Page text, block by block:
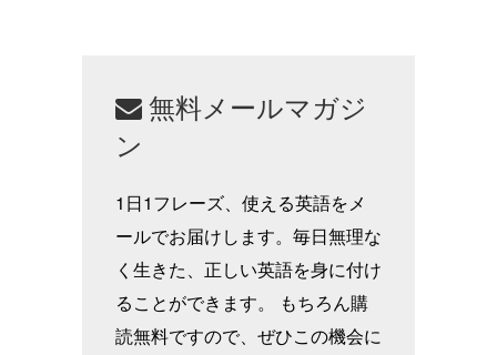
無料メールマガジ
ン
1日1フレーズ、使える英語をメ
ールでお届けします。毎日無理な
く生きた、正しい英語を身に付け
ることができます。 もちろん購
読無料ですので、ぜひこの機会に